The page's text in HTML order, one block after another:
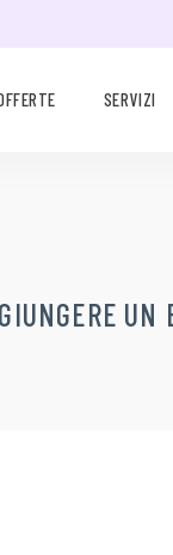
SERVIZI